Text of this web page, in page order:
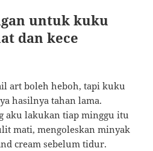
untuk kuku
dan kece
art boleh heboh, tapi kuku
hasilnya tahan lama.
aku lakukan tiap minggu itu
mati, mengoleskan minyak
cream sebelum tidur.